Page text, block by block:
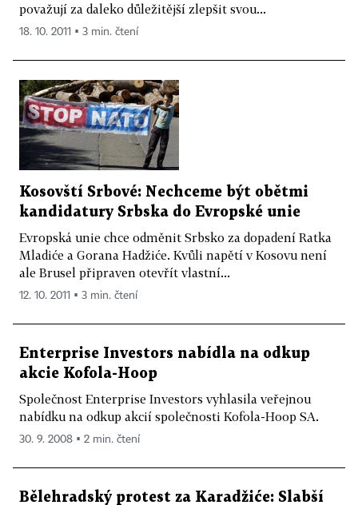
považují za daleko důležitější zlepšit svou...
18. 10. 2011 ▪ 3 min. čtení
Kosovští Srbové: Nechceme být obětmi
kandidatury Srbska do Evropské unie
Evropská unie chce odměnit Srbsko za dopadení Ratka
Mladiće a Gorana Hadžiće. Kvůli napětí v Kosovu není
ale Brusel připraven otevřít vlastní...
12. 10. 2011 ▪ 3 min. čtení
Enterprise Investors nabídla na odkup
akcie Kofola-Hoop
Společnost Enterprise Investors vyhlasila veřejnou
nabídku na odkup akcií společnosti Kofola-Hoop SA.
30. 9. 2008 ▪ 2 min. čtení
Bělehradský protest za Karadžiće: Slabší